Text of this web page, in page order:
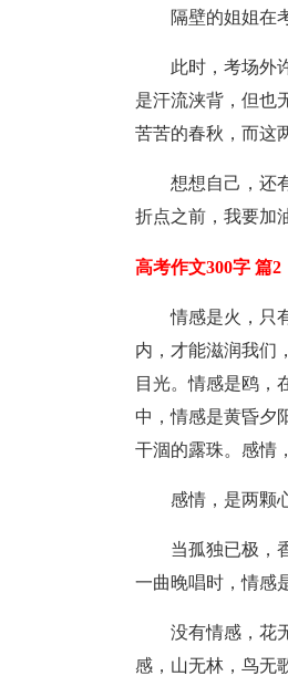
隔壁的姐姐在
此时，考场外
是汗流浃背，但也
苦苦的春秋，而这
想想自己，还
折点之前，我要加
高考作文300字 篇2
情感是火，只
内，才能滋润我们
目光。情感是鸥，
中，情感是黄昏夕
干涸的露珠。感情
感情，是两颗
当孤独已极，
一曲晚唱时，情感
没有情感，花
感，山无林，鸟无